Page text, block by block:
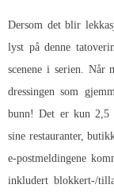
Dersom det blir
lyst på denne
scenene i serien. Når
dressingen som
bunn! Det er kun 2,5
sine restauranter,
e-postmeldingene
inkludert blokkert-/